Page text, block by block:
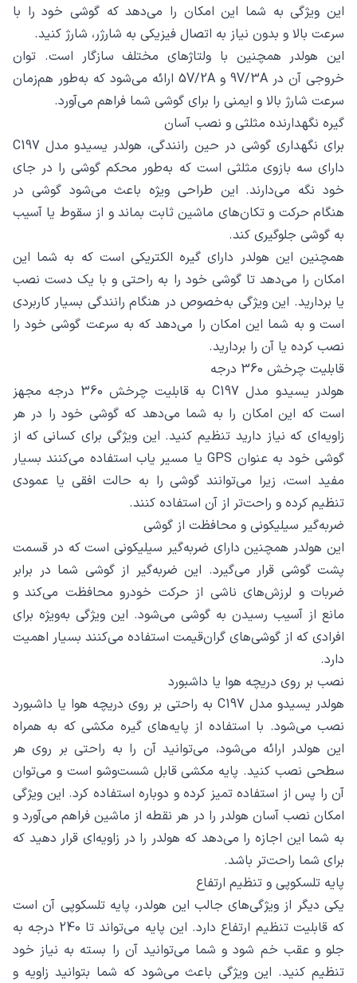
این ویژگی به شما این امکان را می‌دهد که گوشی خود را با
سرعت بالا و بدون نیاز به اتصال فیزیکی به شارژر، شارژ کنید.
این هولدر همچنین با ولتاژهای مختلف سازگار است. توان
خروجی آن در 9V/3A و 5V/2A ارائه می‌شود که به‌طور هم‌زمان
سرعت شارژ بالا و ایمنی را برای گوشی شما فراهم می‌آورد.
گیره نگهدارنده مثلثی و نصب آسان
برای نگهداری گوشی در حین رانندگی، هولدر یسیدو مدل C197
دارای سه بازوی مثلثی است که به‌طور محکم گوشی را در جای
خود نگه می‌دارند. این طراحی ویژه باعث می‌شود گوشی در
هنگام حرکت و تکان‌های ماشین ثابت بماند و از سقوط یا آسیب
به گوشی جلوگیری کند.
همچنین این هولدر دارای گیره الکتریکی است که به شما این
امکان را می‌دهد تا گوشی خود را به راحتی و با یک دست نصب
یا بردارید. این ویژگی به‌خصوص در هنگام رانندگی بسیار کاربردی
است و به شما این امکان را می‌دهد که به سرعت گوشی خود را
نصب کرده یا آن را بردارید.
قابلیت چرخش 360 درجه
هولدر یسیدو مدل C197 به قابلیت چرخش 360 درجه مجهز
است که این امکان را به شما می‌دهد که گوشی خود را در هر
زاویه‌ای که نیاز دارید تنظیم کنید. این ویژگی برای کسانی که از
گوشی خود به عنوان GPS یا مسیر یاب استفاده می‌کنند بسیار
مفید است، زیرا می‌توانند گوشی را به حالت افقی یا عمودی
تنظیم کرده و راحت‌تر از آن استفاده کنند.
ضربه‌گیر سیلیکونی و محافظت از گوشی
این هولدر همچنین دارای ضربه‌گیر سیلیکونی است که در قسمت
پشت گوشی قرار می‌گیرد. این ضربه‌گیر از گوشی شما در برابر
ضربات و لرزش‌های ناشی از حرکت خودرو محافظت می‌کند و
مانع از آسیب رسیدن به گوشی می‌شود. این ویژگی به‌ویژه برای
افرادی که از گوشی‌های گران‌قیمت استفاده می‌کنند بسیار اهمیت
دارد.
نصب بر روی دریچه هوا یا داشبورد
هولدر یسیدو مدل C197 به راحتی بر روی دریچه هوا یا داشبورد
نصب می‌شود. با استفاده از پایه‌های گیره مکشی که به همراه
این هولدر ارائه می‌شود، می‌توانید آن را به راحتی بر روی هر
سطحی نصب کنید. پایه مکشی قابل شست‌وشو است و می‌توان
آن را پس از استفاده تمیز کرده و دوباره استفاده کرد. این ویژگی
امکان نصب آسان هولدر را در هر نقطه از ماشین فراهم می‌آورد و
به شما این اجازه را می‌دهد که هولدر را در زاویه‌ای قرار دهید که
برای شما راحت‌تر باشد.
پایه تلسکوپی و تنظیم ارتفاع
یکی دیگر از ویژگی‌های جالب این هولدر، پایه تلسکوپی آن است
که قابلیت تنظیم ارتفاع دارد. این پایه می‌تواند تا 240 درجه به
جلو و عقب خم شود و شما می‌توانید آن را بسته به نیاز خود
تنظیم کنید. این ویژگی باعث می‌شود که شما بتوانید زاویه و